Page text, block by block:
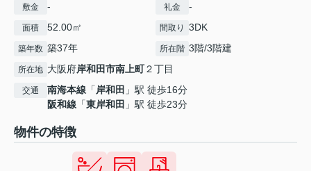
敷金 - 礼金 -
面積 52.00㎡ 間取り 3DK
築年数 築37年 所在階 3階/3階建
所在地 大阪府岸和田市南上町２丁目
交通 南海本線 「岸和田 」駅 徒歩16分
阪和線 「東岸和田 」駅 徒歩23分
物件の特徴